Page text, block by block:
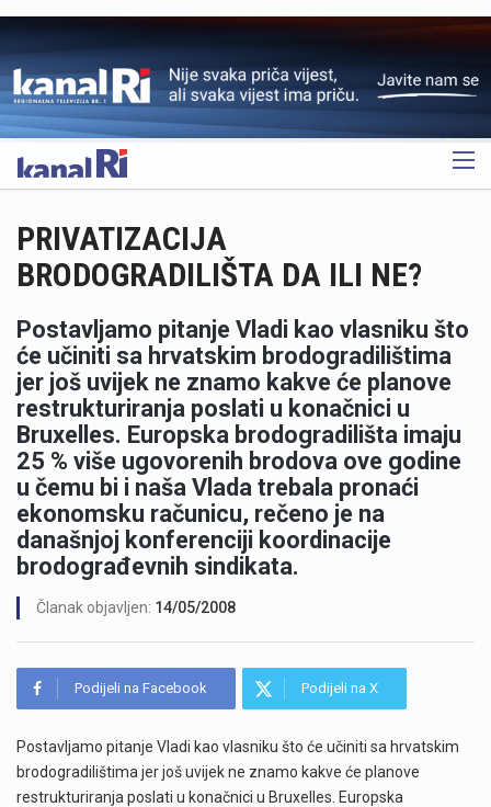
OGLAS
PRIVATIZACIJA
BRODOGRADILIŠTA DA ILI NE?
Postavljamo pitanje Vladi kao vlasniku što
će učiniti sa hrvatskim brodogradilištima
jer još uvijek ne znamo kakve će planove
restrukturiranja poslati u konačnici u
Bruxelles. Europska brodogradilišta imaju
25 % više ugovorenih brodova ove godine
u čemu bi i naša Vlada trebala pronaći
ekonomsku računicu, rečeno je na
današnjoj konferenciji koordinacije
brodograđevnih sindikata.
Članak objavljen: 14/05/2008
Podijeli na Facebook Podijeli na X
Postavljamo pitanje Vladi kao vlasniku što će učiniti sa hrvatskim
brodogradilištima jer još uvijek ne znamo kakve će planove
restrukturiranja poslati u konačnici u Bruxelles. Europska